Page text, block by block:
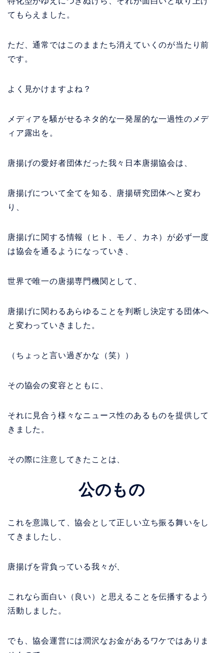
てもらえました。
ただ、通常ではこのままたち消えていくのが当たり前
です。
よく見かけますよね？
メディアを騒がせるネタ的な一発屋的な一過性のメデ
ィア露出を。
唐揚げの愛好者団体だった我々日本唐揚協会は、
唐揚げについて全てを知る、唐揚研究団体へと変わ
り、
唐揚げに関する情報（ヒト、モノ、カネ）が必ず一度
は協会を通るようになっていき、
世界で唯一の唐揚専門機関として、
唐揚げに関わるあらゆることを判断し決定する団体へ
と変わっていきました。
（ちょっと言い過ぎかな（笑））
その協会の変容とともに、
それに見合う様々なニュース性のあるものを提供して
きました。
その際に注意してきたことは、
公のもの
これを意識して、協会として正しい立ち振る舞いをし
てきましたし、
唐揚げを背負っている我々が、
これなら面白い（良い）と思えることを伝播するよう
活動しました。
でも、協会運営には潤沢なお金があるワケではありま